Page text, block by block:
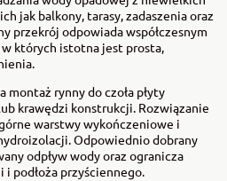
jak balkony, tarasy, zadaszenia oraz
przekrój odpowiada współczesnym
których istotna jest prosta,
montaż rynny do czoła płyty
krawędzi konstrukcji. Rozwiązanie
warstwy wykończeniowe i
Odpowiednio dobrany
odpływ wody oraz ogranicza
podłoża przyściennego.